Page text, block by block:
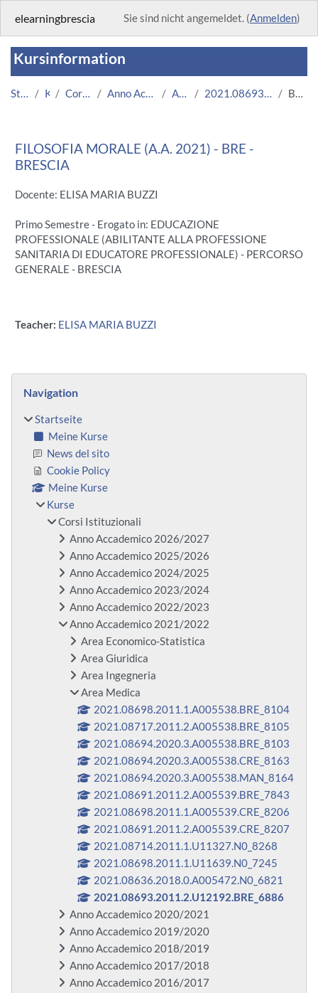
elearningbrescia Sie sind nicht angemeldet. (Anmelden)
Kursinformation
Startseite Kurse Corsi Istituzionali Anno Accademico 2021/2022 Area Medica 2021.08693.2011.2.U12192.BRE_6886 Beschreibung
FILOSOFIA MORALE (A.A. 2021) - BRE -
BRESCIA
Docente: ELISA MARIA BUZZI
Primo Semestre - Erogato in: EDUCAZIONE
PROFESSIONALE (ABILITANTE ALLA PROFESSIONE
SANITARIA DI EDUCATORE PROFESSIONALE) - PERCORSO
GENERALE - BRESCIA
Teacher: ELISA MARIA BUZZI
Blöcke
Navigation
Startseite
Meine Kurse
News del sito
Cookie Policy
Meine Kurse
Kurse
Corsi Istituzionali
Anno Accademico 2026/2027
Anno Accademico 2025/2026
Anno Accademico 2024/2025
Anno Accademico 2023/2024
Anno Accademico 2022/2023
Anno Accademico 2021/2022
Area Economico-Statistica
Area Giuridica
Area Ingegneria
Area Medica
2021.08698.2011.1.A005538.BRE_8104
2021.08717.2011.2.A005538.BRE_8105
2021.08694.2020.3.A005538.BRE_8103
2021.08694.2020.3.A005538.CRE_8163
2021.08694.2020.3.A005538.MAN_8164
2021.08691.2011.2.A005539.BRE_7843
2021.08698.2011.1.A005539.CRE_8206
2021.08691.2011.2.A005539.CRE_8207
2021.08714.2011.1.U11327.N0_8268
2021.08698.2011.1.U11639.N0_7245
2021.08636.2018.0.A005472.N0_6821
2021.08693.2011.2.U12192.BRE_6886
Anno Accademico 2020/2021
Anno Accademico 2019/2020
Anno Accademico 2018/2019
Anno Accademico 2017/2018
Anno Accademico 2016/2017